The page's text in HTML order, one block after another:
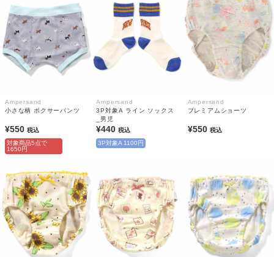
Ampersand
小さな柄 ボクサーパンツ
¥550 税込
対象商品5点で
1650円
Ampersand
3P対象A ライン ソックス
_男児
¥440税込
3P対象A 1100円
Ampersand
プレミアムショーツ
¥550 税込